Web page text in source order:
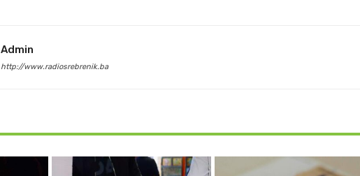
Admin
http://www.radiosrebrenik.ba